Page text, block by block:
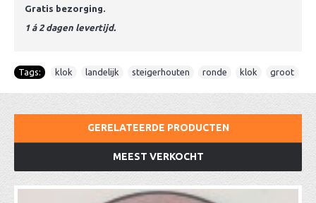
Gratis bezorging.
1 á 2 dagen levertijd.
Tags: klok landelijk steigerhouten ronde klok groot
GERELATEERDE PRODUCTEN
MEEST VERKOCHT